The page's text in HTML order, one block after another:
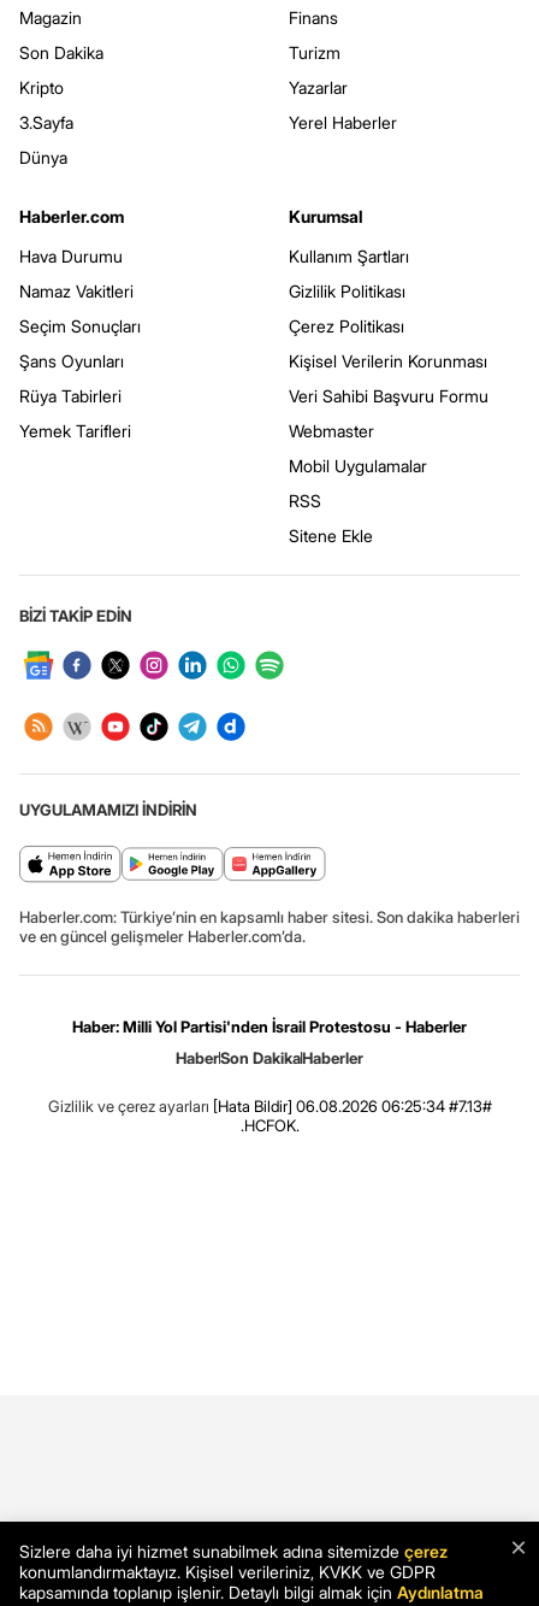
Magazin
Son Dakika
Kripto
3.Sayfa
Dünya
Finans
Turizm
Yazarlar
Yerel Haberler
Haberler.com
Hava Durumu
Namaz Vakitleri
Seçim Sonuçları
Şans Oyunları
Rüya Tabirleri
Yemek Tarifleri
Kurumsal
Kullanım Şartları
Gizlilik Politikası
Çerez Politikası
Kişisel Verilerin Korunması
Veri Sahibi Başvuru Formu
Webmaster
Mobil Uygulamalar
RSS
Sitene Ekle
BİZİ TAKİP EDİN
UYGULAMAMIZI İNDİRİN
Haberler.com: Türkiye’nin en kapsamlı haber sitesi. Son dakika haberleri
ve en güncel gelişmeler Haberler.com’da.
Haber: Milli Yol Partisi'nden İsrail Protestosu - Haberler
HaberSon DakikaHaberler
Gizlilik ve çerez ayarları [Hata Bildir] 06.08.2026 06:25:34 #7.13#
.HCFOK.
×
Sizlere daha iyi hizmet sunabilmek adına sitemizde çerez
konumlandırmaktayız. Kişisel verileriniz, KVKK ve GDPR
kapsamında toplanıp işlenir. Detaylı bilgi almak için Aydınlatma